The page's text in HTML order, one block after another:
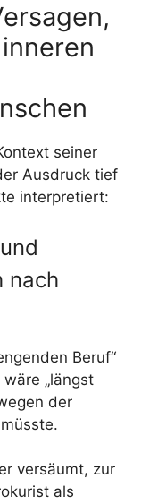
seiner
Ausdruck tief
interpretiert:
nach
Beruf“
wäre „längst
der
versäumt, zur
als